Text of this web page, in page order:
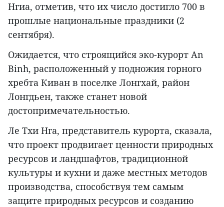
Нгиа, отметив, что их число достигло 700 в
прошлые национальные праздники (2
сентября).
Ожидается, что строящийся эко-курорт An
Binh, расположенный у подножия горного
хребта Киван в поселке Лонгхай, район
Лонгдьен, также станет новой
достопримечательностью.
Ле Тхи Нга, представитель курорта, сказала,
что проект продвигает ценности природных
ресурсов и ландшафтов, традиционной
культуры и кухни и даже местных методов
производства, способствуя тем самым
защите природных ресурсов и созданию